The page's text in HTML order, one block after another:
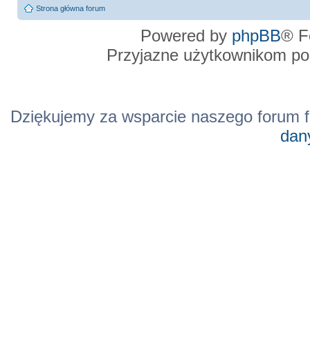
Strona główna forum
Powered by phpBB®
Przyjazne użytkownikom
Dziękujemy za wsparcie naszego